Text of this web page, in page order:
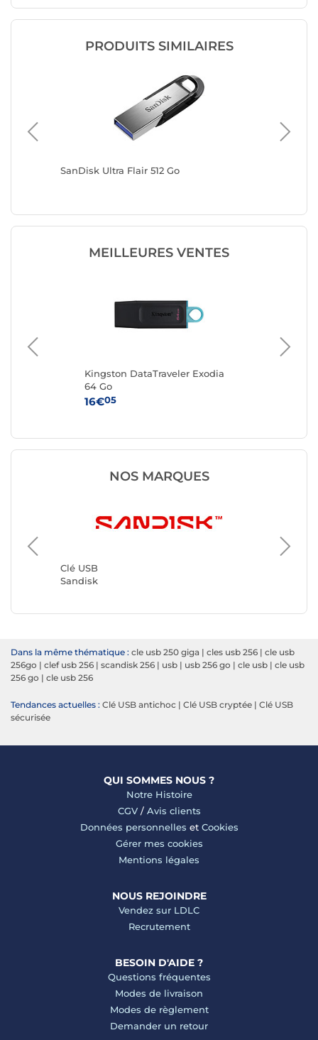
PRODUITS SIMILAIRES
SanDisk Ultra Flair 512 Go
MEILLEURES VENTES
Kingston DataTraveler Exodia
64 Go
16€05
NOS MARQUES
Clé USB
Sandisk
Clé USB
Dans la même thématique : cle usb 250 giga | cles usb 256 | cle usb
256go | clef usb 256 | scandisk 256 | usb | usb 256 go | cle usb | cle usb
256 go | cle usb 256
Tendances actuelles : Clé USB antichoc | Clé USB cryptée | Clé USB
sécurisée
QUI SOMMES NOUS ?
Notre Histoire
CGV/ Avis clients
Données personnelles et Cookies
Gérer mes cookies
Mentions légales
NOUS REJOINDRE
Vendez sur LDLC
Recrutement
BESOIN D'AIDE ?
Questions fréquentes
Modes de livraison
Modes de règlement
Demander un retour